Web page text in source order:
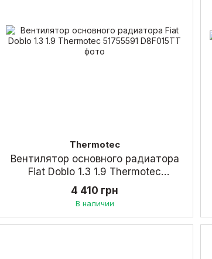
Thermotec
Вентилятор основного радиатора
Fiat Doblo 1.3 1.9 Thermotec
51755591
4 410 грн
В наличии